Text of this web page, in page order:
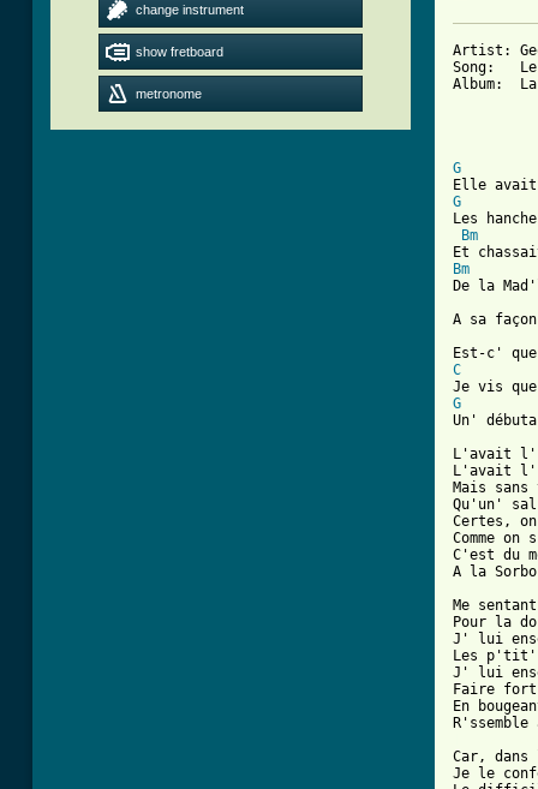
change instrument
show fretboard
metronome
Artist:	Georges Brassens
Song:	Le mauvais sujet repenti
Album:	La mauvaise réputation
G
G
Les
Bm
Bm
De la
A sa
C
G
Un'
L'avait l'
L'avait l'
Mais
Qu'un'
Certes,
Comme
C'est du
A la
Me
Pour la
J' lui
Les
J' lui
Faire
En
Car,
Je le